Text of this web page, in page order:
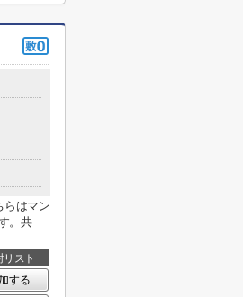
らはマン
。共
リスト
する